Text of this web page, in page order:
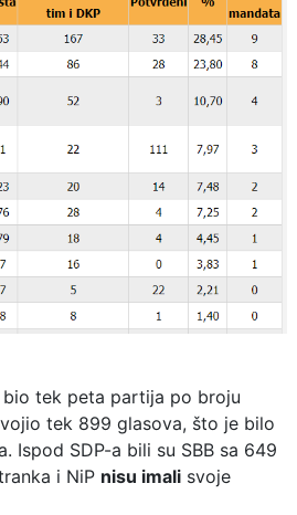
bio tek peta partija po broju
tek 899 glasova, što je bilo
Ispod SDP-a bili su SBB sa 649
i NiP nisu imali svoje